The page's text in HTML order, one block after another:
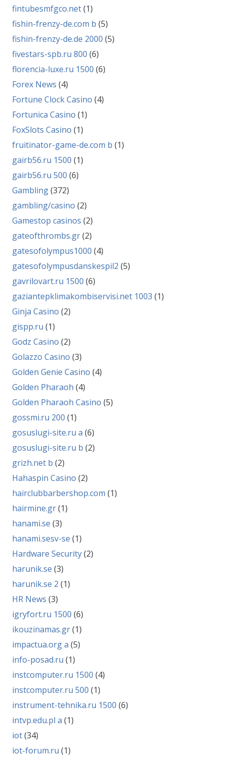
fintubesmfgco.net(1)
fishin-frenzy-de.com b (5)
fishin-frenzy-de.de 2000 (5)
fivestars-spb.ru 800 (6)
florencia-luxe.ru 1500 (6)
Forex News (4)
Fortune Clock Casino (4)
Fortunica Casino (1)
FoxSlots Casino (1)
fruitinator-game-de.com b (1)
gairb56.ru 1500 (1)
gairb56.ru 500 (6)
Gambling(372)
gambling/casino (2)
Gamestop casinos (2)
gateofthrombs.gr(2)
gatesofolympus1000 (4)
gatesofolympusdanskespil2 (5)
gavrilovart.ru 1500 (6)
gaziantepklimakombiservisi.net 1003 (1)
Ginja Casino (2)
gispp.ru (1)
Godz Casino (2)
Golazzo Casino (3)
Golden Genie Casino (4)
Golden Pharaoh (4)
Golden Pharaoh Casino (5)
gossmi.ru 200 (1)
gosuslugi-site.ru a (6)
gosuslugi-site.ru b (2)
grizh.net b (2)
Hahaspin Casino (2)
hairclubbarbershop.com (1)
hairmine.gr(1)
hanami.se (3)
hanami.sesv-se (1)
Hardware Security(2)
harunik.se (3)
harunik.se 2 (1)
HR News (3)
igryfort.ru 1500 (6)
ikouzinamas.gr(1)
impactua.org a (5)
info-posad.ru (1)
instcomputer.ru 1500 (4)
instcomputer.ru 500 (1)
instrument-tehnika.ru 1500 (6)
intvp.edu.pl a (1)
iot(34)
iot-forum.ru (1)